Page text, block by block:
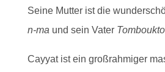
Seine Mutter ist die
n-ma und sein Vater
Cayyat ist ein großrahmiger